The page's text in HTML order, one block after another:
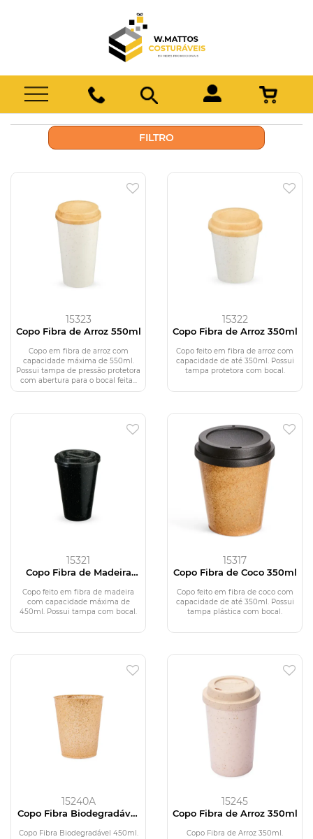
FILTRO
15323
Copo Fibra de Arroz 550ml
Copo em fibra de arroz com
capacidade máxima de 550ml.
Possui tampa de pressão protetora
com abertura para o bocal feita...
15322
Copo Fibra de Arroz 350ml
Copo feito em fibra de arroz com
capacidade de até 350ml. Possui
tampa protetora com bocal.
15321
Copo Fibra de Madeira
Copo feito em fibra de madeira
com capacidade máxima de
450ml. Possui tampa com bocal.
15317
Copo Fibra de Coco 350ml
Copo feito em fibra de coco com
capacidade de até 350ml. Possui
tampa plástica com bocal.
15240A
Copo Fibra Biodegradável
Copo Fibra Biodegradável 450ml.
15245
Copo Fibra de Arroz 350ml
Copo Fibra de Arroz 350ml.